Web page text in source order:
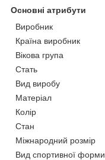
Основні атрибути
Виробник
Країна виробник
Вікова група
Стать
Вид виробу
Матеріал
Колір
Стан
Міжнародний розмір
Вид спортивної форми